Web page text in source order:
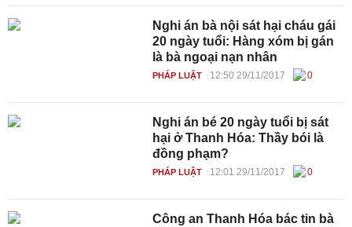
Nghi án bà nội sát hại cháu gái
20 ngày tuổi: Hàng xóm bị gán
là bà ngoại nạn nhân
PHÁP LUẬT 12:50 29/11/2017 0
Nghi án bé 20 ngày tuổi bị sát
hại ở Thanh Hóa: Thầy bói là
đồng phạm?
PHÁP LUẬT 12:01 29/11/2017 0
Công an Thanh Hóa bác tin bà